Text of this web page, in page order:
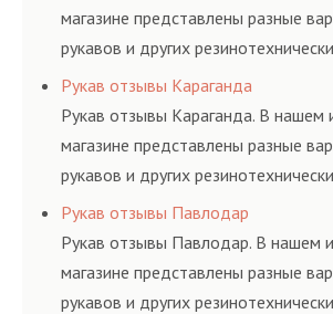
магазине представлены разные
рукавов и других
соответствующих ГОСТам,
и нормативам.
Рукав отзывы Караганда
Рукав отзывы Караганда. В нашем
магазине представлены разные
рукавов и других
соответствующих ГОСТам,
и нормативам.
Рукав отзывы Павлодар
Рукав отзывы Павлодар. В нашем
магазине представлены разные
рукавов и других